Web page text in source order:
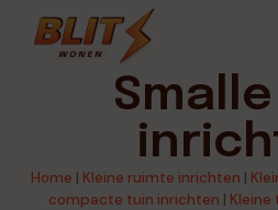
Home | Kleine ruimte inrichten |
compacte tuin inrichten |